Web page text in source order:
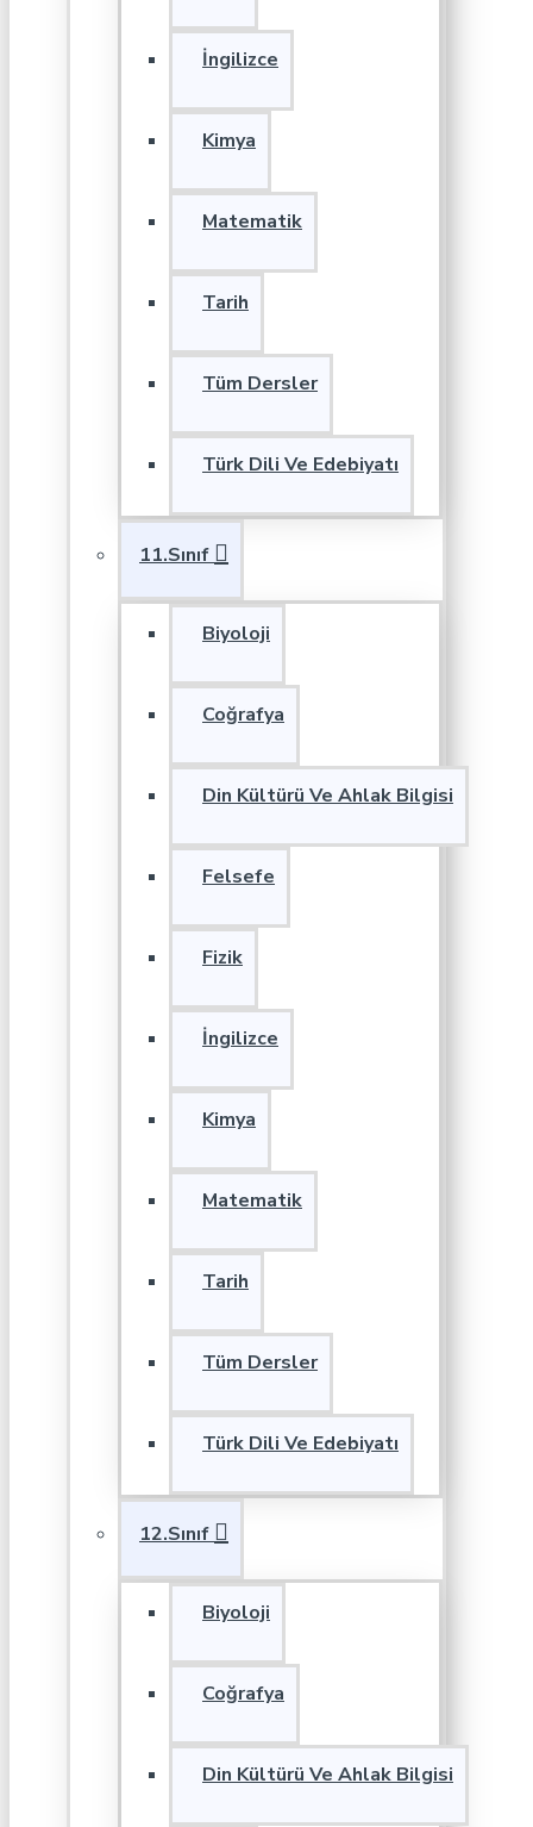
İngilizce
Kimya
Matematik
Tarih
Tüm Dersler
Türk Dili Ve Edebiyatı
11.Sınıf
Biyoloji
Coğrafya
Din Kültürü Ve Ahlak Bilgisi
Felsefe
Fizik
İngilizce
Kimya
Matematik
Tarih
Tüm Dersler
Türk Dili Ve Edebiyatı
12.Sınıf
Biyoloji
Coğrafya
Din Kültürü Ve Ahlak Bilgisi